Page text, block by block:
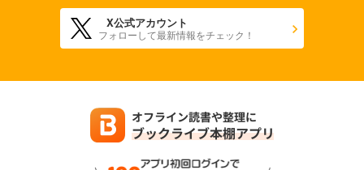
X公式アカウント
フォローして最新情報をチェック！